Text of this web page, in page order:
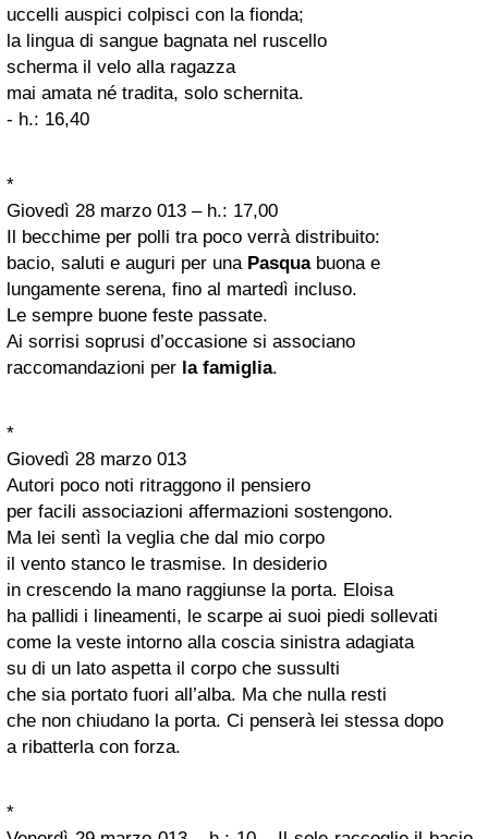
uccelli auspici colpisci con la fionda;
la lingua di sangue bagnata nel ruscello
scherma il velo alla ragazza
mai amata né tradita, solo schernita.
- h.: 16,40
*
Giovedì 28 marzo 013 – h.: 17,00
Il becchime per polli tra poco verrà distribuito:
bacio, saluti e auguri per una Pasquabuona e
lungamente serena, fino al martedì incluso.
Le sempre buone feste passate.
Ai sorrisi soprusi d’occasione si associano
raccomandazioni per la famiglia.
*
Giovedì 28 marzo 013
Autori poco noti ritraggono il pensiero
per facili associazioni affermazioni sostengono.
Ma lei sentì la veglia che dal mio corpo
il vento stanco le trasmise. In desiderio
in crescendo la mano raggiunse la porta. Eloisa
ha pallidi i lineamenti, le scarpe ai suoi piedi sollevati
come la veste intorno alla coscia sinistra adagiata
su di un lato aspetta il corpo che sussulti
che sia portato fuori all’alba. Ma che nulla resti
che non chiudano la porta. Ci penserà lei stessa dopo
a ribatterla con forza.
*